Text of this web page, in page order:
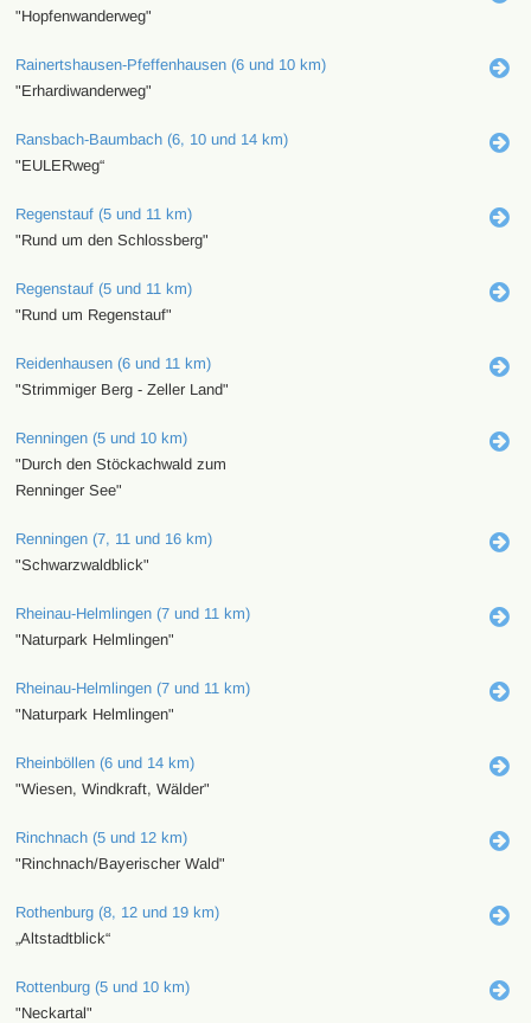
"Hopfenwanderweg"
Rainertshausen-Pfeffenhausen (6 und 10 km)
"Erhardiwanderweg"
Ransbach-Baumbach (6, 10 und 14 km)
"EULERweg“
Regenstauf (5 und 11 km)
"Rund um den Schlossberg"
Regenstauf (5 und 11 km)
"Rund um Regenstauf"
Reidenhausen (6 und 11 km)
"Strimmiger Berg - Zeller Land"
Renningen (5 und 10 km)
"Durch den Stöckachwald zum
Renninger See"
Renningen (7, 11 und 16 km)
"Schwarzwaldblick"
Rheinau-Helmlingen (7 und 11 km)
"Naturpark Helmlingen"
Rheinau-Helmlingen (7 und 11 km)
"Naturpark Helmlingen"
Rheinböllen (6 und 14 km)
"Wiesen, Windkraft, Wälder"
Rinchnach (5 und 12 km)
"Rinchnach/Bayerischer Wald"
Rothenburg (8, 12 und 19 km)
„Altstadtblick“
Rottenburg (5 und 10 km)
"Neckartal"